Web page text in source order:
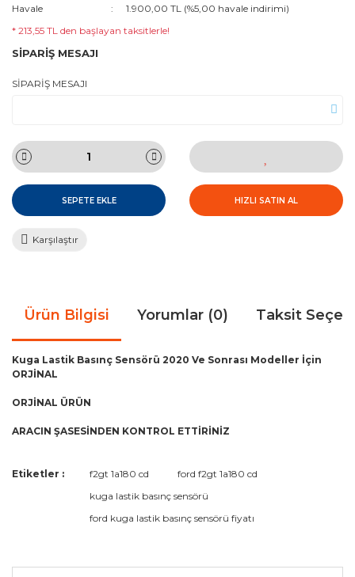
Havale
1.900,00 TL (%5,00 havale indirimi)
* 213,55 TL den başlayan taksitlerle!
SİPARİŞ MESAJI
SİPARİŞ MESAJI
SEPETE EKLE HIZLI SATIN AL
Karşılaştır
Ürün Bilgisi Yorumlar (0) Taksit
Kuga Lastik Basınç Sensörü 2020 Ve Sonrası Modeller İçin
ORJİNAL
ORJİNAL ÜRÜN
ARACIN ŞASESİNDEN KONTROL ETTİRİNİZ
Bu ürüne ilk yorumu siz yapın!
Bu ürünün fiyat bilgisi, resim, ürün açıklamalarında ve diğer
kullanarak tarafımıza iletebilirsiniz.
Görüş ve önerileriniz için teşekkür ederiz.
Etiketler : f2gt 1a180 cd
ford f2gt 1a180 cd
kuga lastik basınç sensörü
ford kuga lastik basınç sensörü fiyatı